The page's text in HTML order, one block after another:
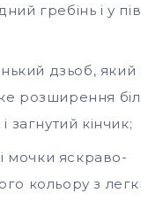
гребінь і у
дзьоб, який
розширення
загнутий кінчик;
мочки яскраво-
кольору з